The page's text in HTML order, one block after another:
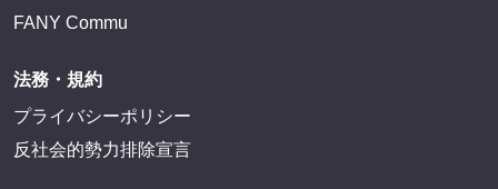
FANY Commu
法務・規約
プライバシーポリシー
反社会的勢力排除宣言